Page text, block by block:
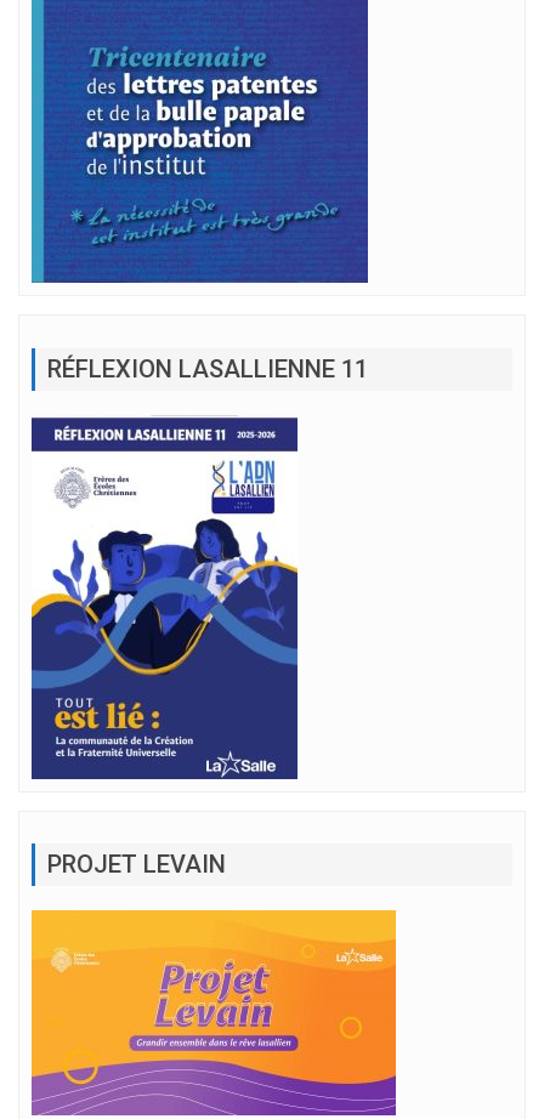
RÉFLEXION LASALLIENNE 11
PROJET LEVAIN